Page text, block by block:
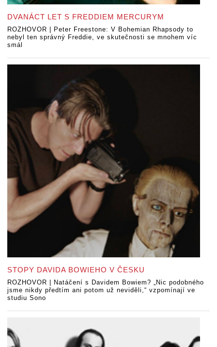
DVANÁCT LET S FREDDIEM MERCURYM
ROZHOVOR | Peter Freestone: V Bohemian Rhapsody to
nebyl ten správný Freddie, ve skutečnosti se mnohem víc
smál
STOPY DAVIDA BOWIEHO V ČESKU
ROZHOVOR | Natáčení s Davidem Bowiem? „Nic podobného
jsme nikdy předtím ani potom už neviděli,“ vzpomínají ve
studiu Sono